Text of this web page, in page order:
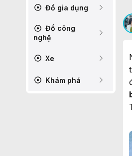
Đồ gia dụng
Đồ công
nghệ
Xe
Khám phá